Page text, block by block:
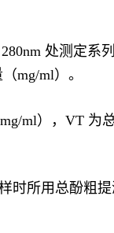
处测定系
mg/ml）。
ml），VT 为
所用总酚粗提